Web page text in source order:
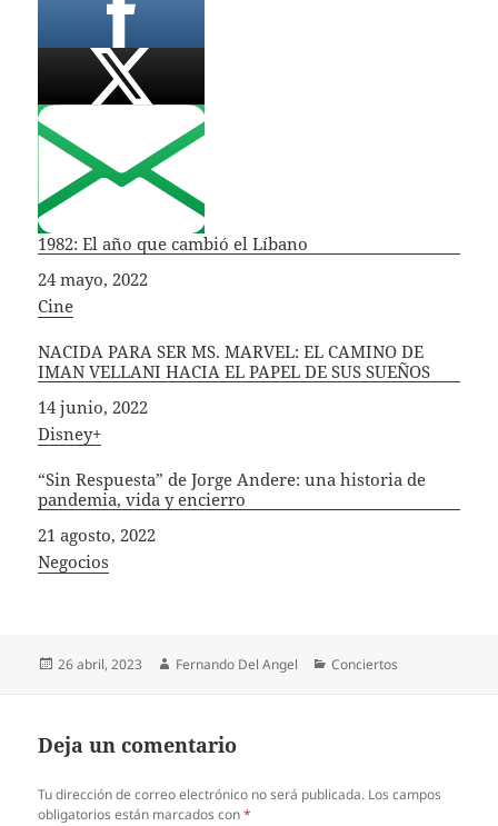
1982: El año que cambió el Líbano
Fecha
24 mayo, 2022
In relation to
Cine
NACIDA PARA SER MS. MARVEL: EL CAMINO DE
IMAN VELLANI HACIA EL PAPEL DE SUS SUEÑOS
Fecha
14 junio, 2022
In relation to
Disney+
“Sin Respuesta” de Jorge Andere: una historia de
pandemia, vida y encierro
Fecha
21 agosto, 2022
In relation to
Negocios
Publicado
26 abril, 2023 Autor
Fernando Del Angel Categorías
Conciertos
Deja un comentario
Tu dirección de correo electrónico no será publicada. Los campos
obligatorios están marcados con*